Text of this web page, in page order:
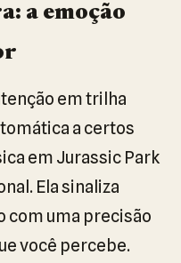
a emoção
em trilha
a certos
em Jurassic Park
Ela sinaliza
com uma precisão
você percebe.